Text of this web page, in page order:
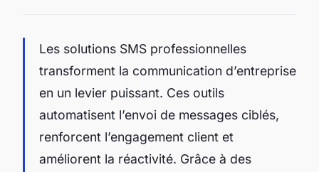
Les solutions SMS professionnelles
transforment la communication d’entreprise
en un levier puissant. Ces outils
automatisent l’envoi de messages ciblés,
renforcent l’engagement client et
améliorent la réactivité. Grâce à des